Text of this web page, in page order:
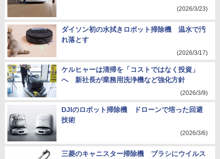
(2026/3/23)
ダイソン初の水拭きロボット掃除機 温水で汚
れ落とす
(2026/3/17)
ケルヒャーは清掃を「コストではなく投資」
へ 新社長が業務用洗浄機など強化方針
(2026/3/9)
DJIのロボット掃除機 ドローンで培った回避
技術
(2026/3/6)
三菱のキャニスター掃除機 ブラシにウイルス